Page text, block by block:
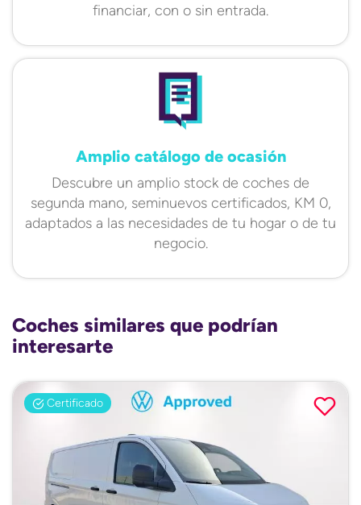
financiar, con o sin entrada.
Amplio catálogo de ocasión
Descubre un amplio stock de coches de
segunda mano, seminuevos certificados, KM 0,
adaptados a las necesidades de tu hogar o de tu
negocio.
Coches similares que podrían
interesarte
Certificado